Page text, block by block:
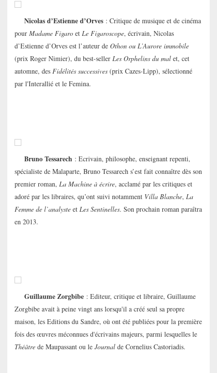
Nicolas d’Estienne d’Orves : Critique de musique et de cinéma
pour Madame Figaro et Le Figaroscope, écrivain, Nicolas
d’Estienne d’Orves est l’auteur de Othon ou L’Aurore immobile
(prix Roger Nimier), du best-seller Les Orphelins du mal et, cet
automne, des Fidélités successives (prix Cazes-Lipp), sélectionné
par l'Interallié et le Femina.
Bruno Tessarech : Ecrivain, philosophe, enseignant repenti,
spécialiste de Malaparte, Bruno Tessarech s’est fait connaître dès son
premier roman, La Machine à écrire, acclamé par les critiques et
adoré par les libraires, qu’ont suivi notamment Villa Blanche, La
Femme de l’analyste et Les Sentinelles. Son prochain roman paraîtra
en 2013.
Guillaume Zorgbibe : Editeur, critique et libraire, Guillaume
Zorgbibe avait à peine vingt ans lorsqu'il a créé seul sa propre
maison, les Editions du Sandre, où ont été publiées pour la première
fois des œuvres méconnues d'écrivains majeurs, parmi lesquelles le
Théâtre de Maupassant ou le Journal de Cornelius Castoriadis.